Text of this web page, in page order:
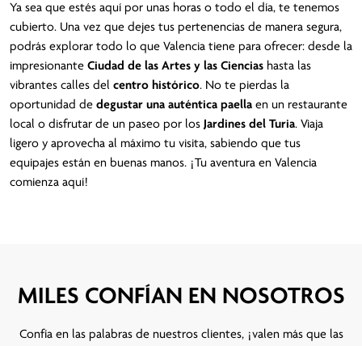
Ya sea que estés aquí por unas horas o todo el día, te tenemos
cubierto. Una vez que dejes tus pertenencias de manera segura,
podrás explorar todo lo que Valencia tiene para ofrecer: desde la
impresionante Ciudad de las Artes y las Ciencias hasta las
vibrantes calles del centro histórico. No te pierdas la
oportunidad de degustar una auténtica paella en un restaurante
local o disfrutar de un paseo por los Jardines del Turia. Viaja
ligero y aprovecha al máximo tu visita, sabiendo que tus
equipajes están en buenas manos. ¡Tu aventura en Valencia
comienza aquí!
MILES CONFÍAN EN NOSOTROS
Confía en las palabras de nuestros clientes, ¡valen más que las